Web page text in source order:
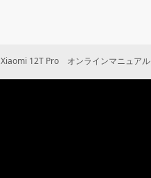
Xiaomi 12T Pro オンラインマニュアル